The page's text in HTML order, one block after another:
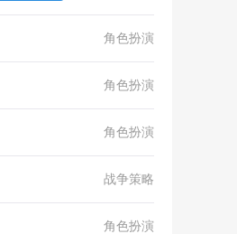
角色扮演
角色扮演
角色扮演
战争策略
角色扮演